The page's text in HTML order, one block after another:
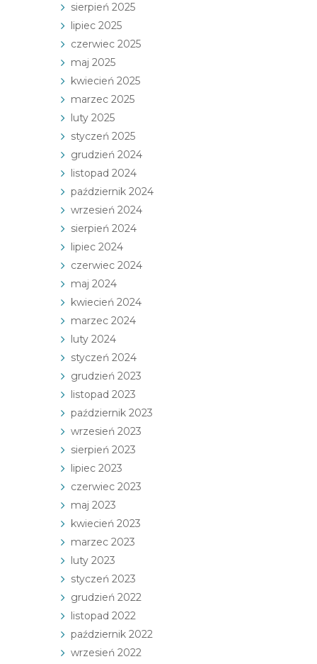
sierpień 2025
lipiec 2025
czerwiec 2025
maj 2025
kwiecień 2025
marzec 2025
luty 2025
styczeń 2025
grudzień 2024
listopad 2024
październik 2024
wrzesień 2024
sierpień 2024
lipiec 2024
czerwiec 2024
maj 2024
kwiecień 2024
marzec 2024
luty 2024
styczeń 2024
grudzień 2023
listopad 2023
październik 2023
wrzesień 2023
sierpień 2023
lipiec 2023
czerwiec 2023
maj 2023
kwiecień 2023
marzec 2023
luty 2023
styczeń 2023
grudzień 2022
listopad 2022
październik 2022
wrzesień 2022